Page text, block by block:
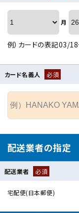
月
例）カードの表記03/
カード名義人 必須
配送業者の指定
配送業者 必須
宅配便(日本郵便)